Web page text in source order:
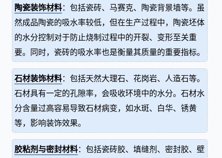
陶瓷装饰材料：包括瓷砖、马赛克、陶瓷背景墙等。虽
然成品陶瓷的吸水率较低，但在生产过程中，陶瓷坯体
的水分控制对于防止烧制过程中的开裂、变形至关重
要。同时，瓷砖的吸水率也是衡量其质量的重要指标。
石材装饰材料：包括天然大理石、花岗岩、人造石等。
石材具有一定的孔隙率，会吸收环境中的水分。石材水
分含量过高容易导致石材病变，如水斑、白华、锈黄
等，影响装饰效果。
胶粘剂与密封材料：包括瓷砖胶、填缝剂、密封胶、壁